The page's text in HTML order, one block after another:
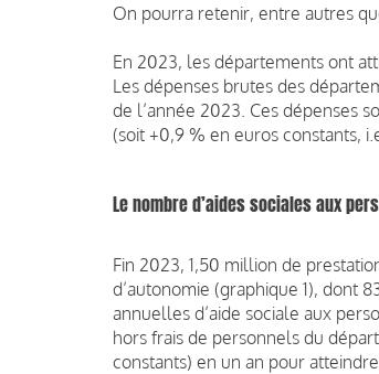
On pourra retenir, entre autres
En 2023, les départements ont
Les dépenses brutes des
de l’année 2023. Ces dépenses
(soit +0,9 % en euros constants,
Le nombre d’aides sociales aux
Fin 2023, 1,50 million de
d’autonomie (graphique 1), dont
annuelles d’aide sociale aux
hors frais de personnels du
constants) en un an pour